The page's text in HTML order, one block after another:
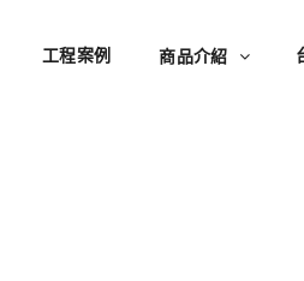
工程案例 商品介紹